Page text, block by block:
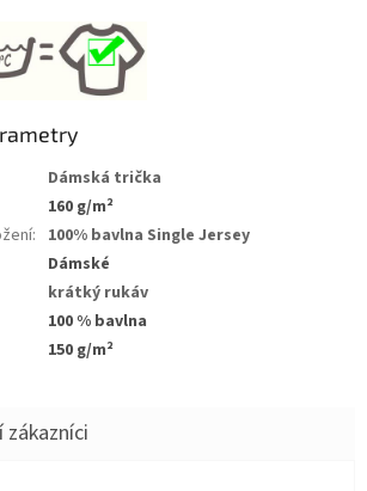
Dámská trička
160 g/m²
: 100% bavlna Single Jersey
Dámské
krátký rukáv
100 % bavlna
150 g/m²